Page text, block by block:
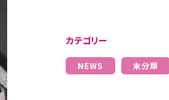
カテゴリー
NEWS 未分類